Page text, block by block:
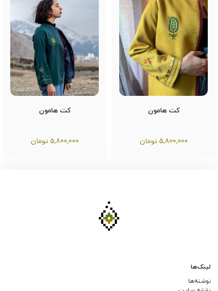
کت هامون
5,800,000 تومان
کت هامون
5,800,000 تومان
لینک‌ها
نوشته‌ها